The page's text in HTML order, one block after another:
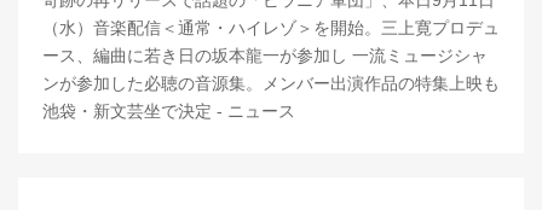
（水）音楽配信＜通常・ハイレゾ＞を開始。三上寛プロデュ
ース、編曲に若き日の坂本龍一が参加し 一流ミュージシャ
ンが参加した必聴の音源集。メンバー出演作品の特集上映も
池袋・新文芸坐で決定 - ニュース